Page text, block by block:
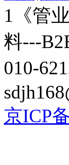
1《管
料---
010-
京ICP